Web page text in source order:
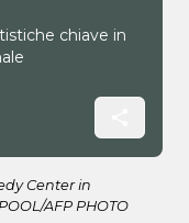
chiave in
Center in
AFP PHOTO